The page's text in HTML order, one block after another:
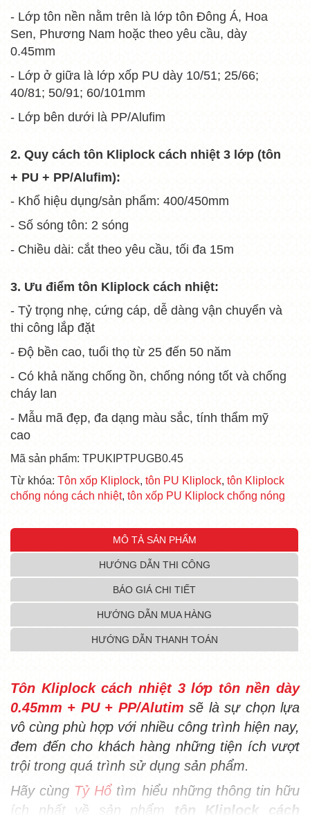
- Lớp tôn nền nằm trên là lớp tôn Đông Á, Hoa
Sen, Phương Nam hoặc theo yêu cầu, dày
0.45mm
- Lớp ở giữa là lớp xốp PU dày 10/51; 25/66;
40/81; 50/91; 60/101mm
- Lớp bên dưới là PP/Alufim
2. Quy cách tôn Kliplock cách nhiệt 3 lớp (tôn
+ PU + PP/Alufim):
- Khổ hiệu dụng/sản phẩm: 400/450mm
- Số sóng tôn: 2 sóng
- Chiều dài: cắt theo yêu cầu, tối đa 15m
3. Ưu điểm tôn Kliplock cách nhiệt:
- Tỷ trọng nhẹ, cứng cáp, dễ dàng vận chuyển và
thi công lắp đặt
- Độ bền cao, tuổi thọ từ 25 đến 50 năm
- Có khả năng chống ồn, chống nóng tốt và chống
cháy lan
- Mẫu mã đẹp, đa dạng màu sắc, tính thẩm mỹ
cao
Mã sản phẩm: TPUKIPTPUGB0.45
Từ khóa: Tôn xốp Kliplock, tôn PU Kliplock, tôn Kliplock
chống nóng cách nhiệt, tôn xốp PU Kliplock chống nóng
MÔ TẢ SẢN PHẨM
HƯỚNG DẪN THI CÔNG
BÁO GIÁ CHI TIẾT
HƯỚNG DẪN MUA HÀNG
HƯỚNG DẪN THANH TOÁN
Tôn Kliplock cách nhiệt 3 lớp tôn nền dày
0.45mm + PU + PP/Alutim sẽ là sự chọn lựa
vô cùng phù hợp với nhiều công trình hiện nay,
đem đến cho khách hàng những tiện ích vượt
trội trong quá trình sử dụng sản phẩm.
Hãy cùng Tỷ Hổ tìm hiểu những thông tin hữu
ích nhất về sản phẩm tôn Kliplock cách